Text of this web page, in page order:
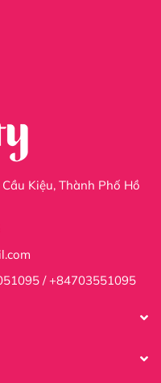
Kiệu, Thành Phố Hồ
/ +84703551095